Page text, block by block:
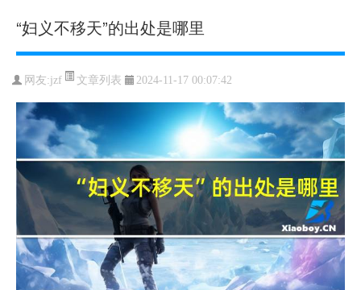
“妇义不移天”的出处是哪里
网友:jzf 文章列表 2024-11-17 00:07:42